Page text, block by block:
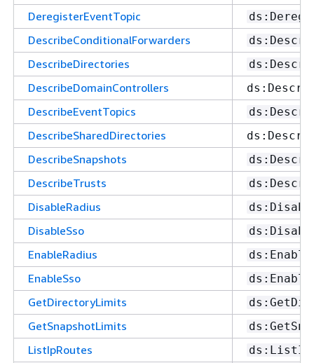
DeregisterEventTopic
DescribeConditionalForwarders
DescribeDirectories
DescribeDomainControllers
DescribeEventTopics
DescribeSharedDirectories
DescribeSnapshots
DescribeTrusts
DisableRadius
DisableSso
EnableRadius
EnableSso
GetDirectoryLimits
GetSnapshotLimits
ListIpRoutes